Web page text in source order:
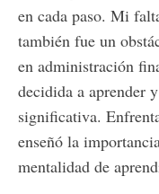
en cada paso. Mi
también fue un
en administración
decidida a aprender
significativa.
enseñó la
mentalidad de